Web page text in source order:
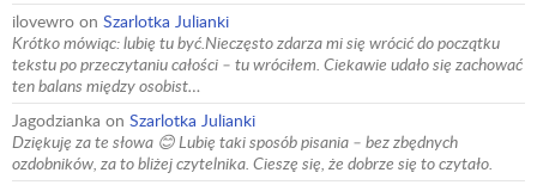
ilovewro on Szarlotka Julianki
Krótko mówiąc: lubię tu być.Nieczęsto zdarza mi się wrócić do początku
tekstu po przeczytaniu całości – tu wróciłem. Ciekawie udało się zachować
ten balans między osobist…
Jagodzianka on Szarlotka Julianki
Dziękuję za te słowa 😊 Lubię taki sposób pisania – bez zbędnych
ozdobników, za to bliżej czytelnika. Cieszę się, że dobrze się to czytało.